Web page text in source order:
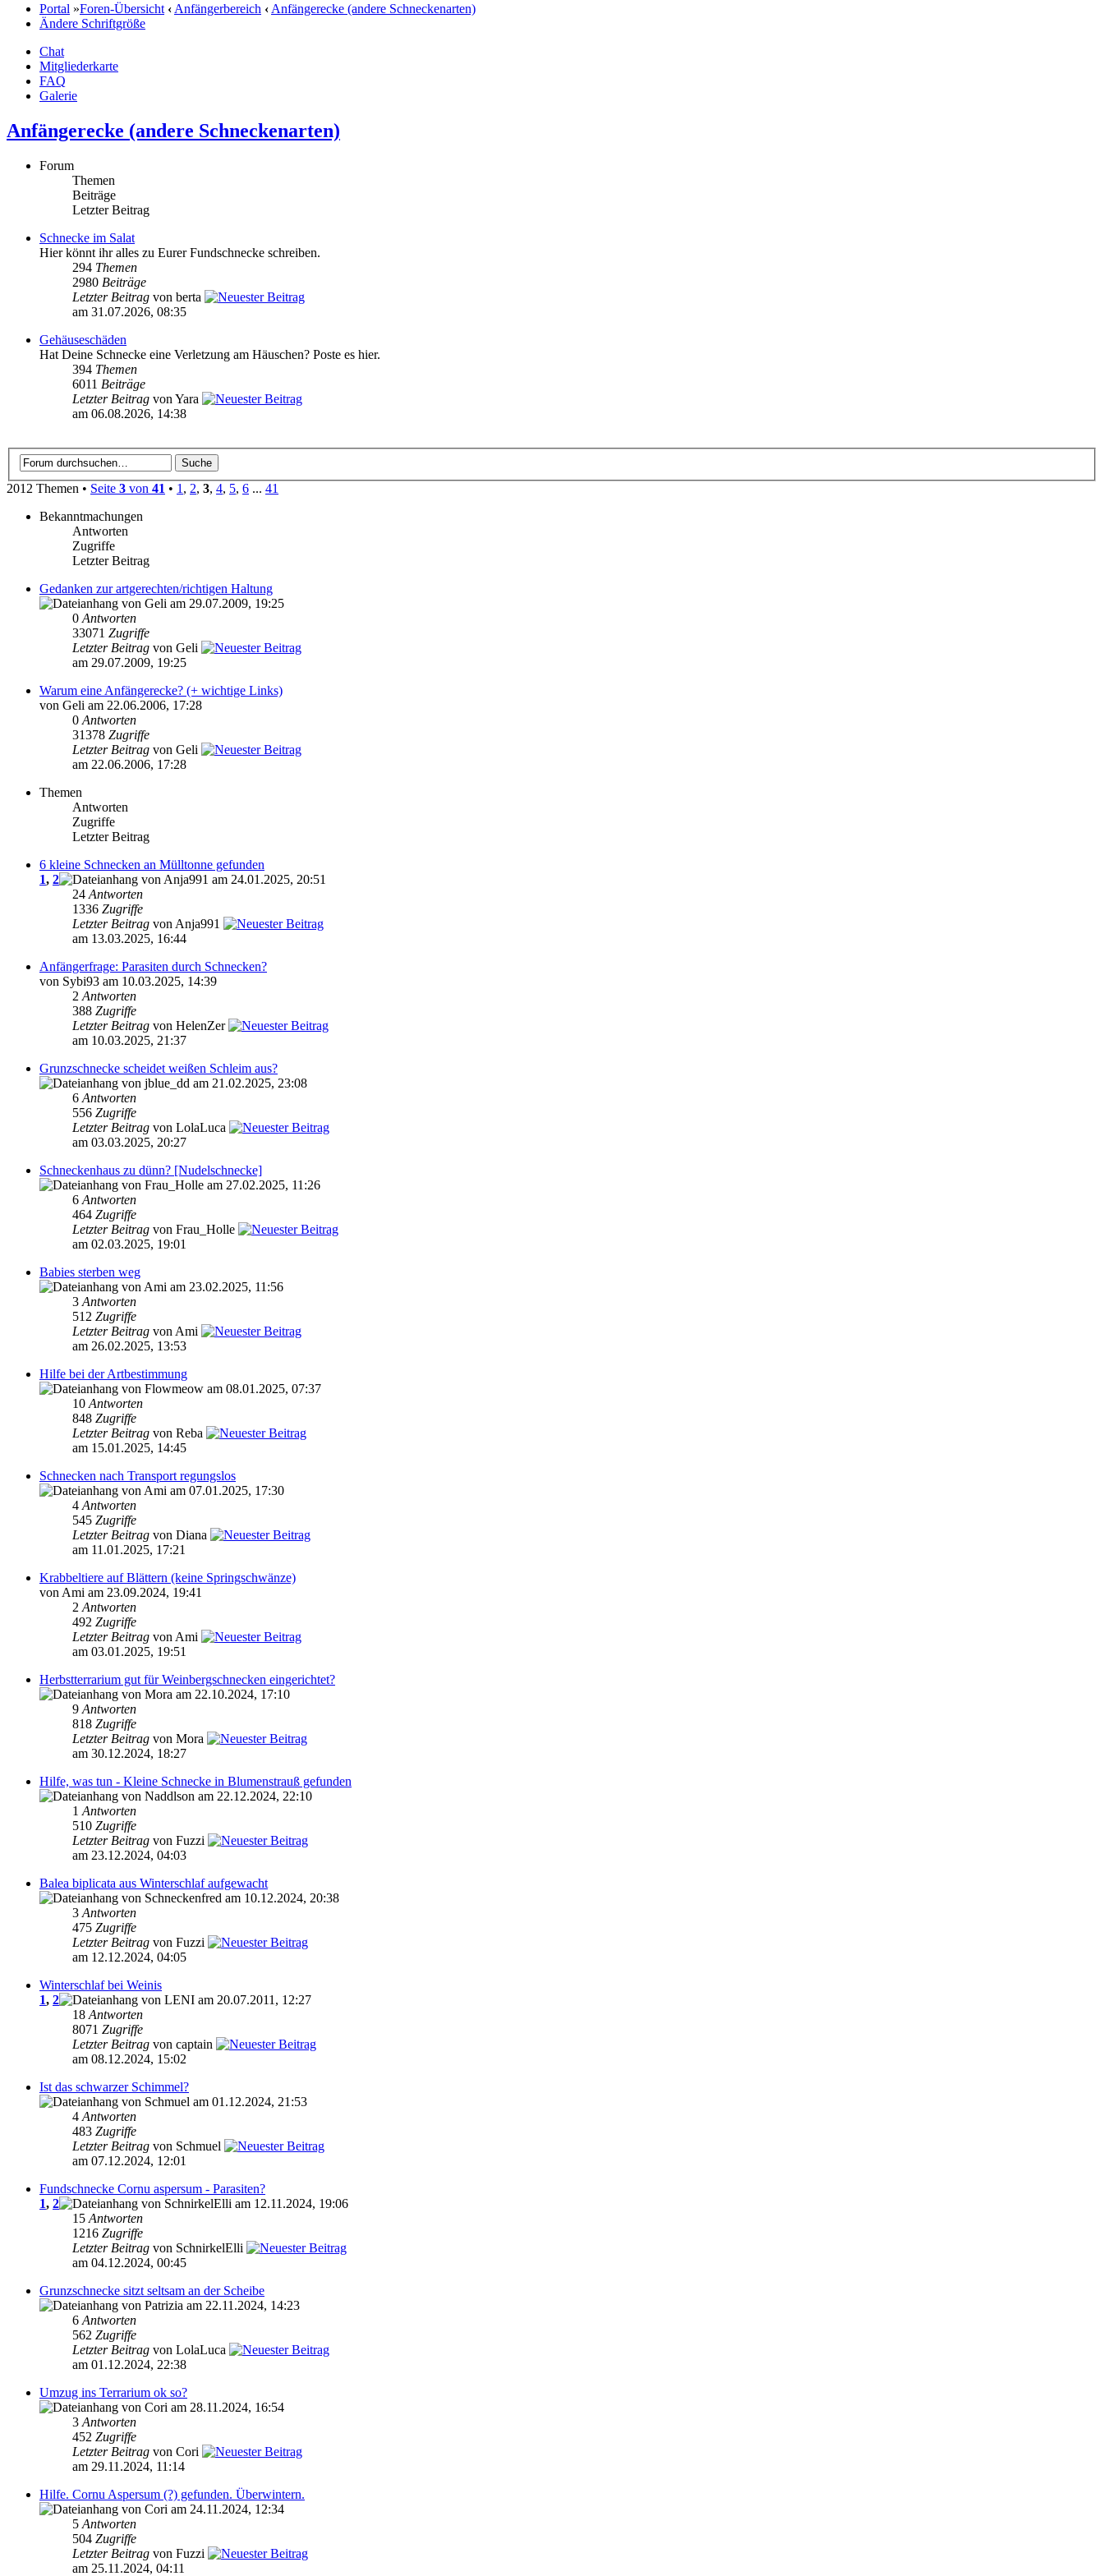
Portal »Foren-Übersicht ‹Anfängerbereich ‹Anfängerecke (andere Schneckenarten)
Ändere Schriftgröße
Chat
Mitgliederkarte
FAQ
Galerie
Anfängerecke (andere Schneckenarten)
Forum
Themen
Beiträge
Letzter Beitrag
Schnecke im Salat
Hier könnt ihr alles zu Eurer Fundschnecke schreiben.
294 Themen
2980 Beiträge
Letzter Beitrag von berta
am 31.07.2026, 08:35
Gehäuseschäden
Hat Deine Schnecke eine Verletzung am Häuschen? Poste es hier.
394 Themen
6011 Beiträge
Letzter Beitrag von Yara
am 06.08.2026, 14:38
2012 Themen • Seite 3 von 41 • 1 , 2, 3, 4, 5, 6 ... 41
Bekanntmachungen
Antworten
Zugriffe
Letzter Beitrag
Gedanken zur artgerechten/richtigen Haltung
von Geli am 29.07.2009, 19:25
0 Antworten
33071 Zugriffe
Letzter Beitrag von Geli
am 29.07.2009, 19:25
Warum eine Anfängerecke? (+ wichtige Links)
von Geli am 22.06.2006, 17:28
0 Antworten
31378 Zugriffe
Letzter Beitrag von Geli
am 22.06.2006, 17:28
Themen
Antworten
Zugriffe
Letzter Beitrag
6 kleine Schnecken an Mülltonne gefunden
1, 2
von Anja991 am 24.01.2025, 20:51
24 Antworten
1336 Zugriffe
Letzter Beitrag von Anja991
am 13.03.2025, 16:44
Anfängerfrage: Parasiten durch Schnecken?
von Sybi93 am 10.03.2025, 14:39
2 Antworten
388 Zugriffe
Letzter Beitrag von HelenZer
am 10.03.2025, 21:37
Grunzschnecke scheidet weißen Schleim aus?
von jblue_dd am 21.02.2025, 23:08
6 Antworten
556 Zugriffe
Letzter Beitrag von LolaLuca
am 03.03.2025, 20:27
Schneckenhaus zu dünn? [Nudelschnecke]
von Frau_Holle am 27.02.2025, 11:26
6 Antworten
464 Zugriffe
Letzter Beitrag von Frau_Holle
am 02.03.2025, 19:01
Babies sterben weg
von Ami am 23.02.2025, 11:56
3 Antworten
512 Zugriffe
Letzter Beitrag von Ami
am 26.02.2025, 13:53
Hilfe bei der Artbestimmung
von Flowmeow am 08.01.2025, 07:37
10 Antworten
848 Zugriffe
Letzter Beitrag von Reba
am 15.01.2025, 14:45
Schnecken nach Transport regungslos
von Ami am 07.01.2025, 17:30
4 Antworten
545 Zugriffe
Letzter Beitrag von Diana
am 11.01.2025, 17:21
Krabbeltiere auf Blättern (keine Springschwänze)
von Ami am 23.09.2024, 19:41
2 Antworten
492 Zugriffe
Letzter Beitrag von Ami
am 03.01.2025, 19:51
Herbstterrarium gut für Weinbergschnecken eingerichtet?
von Mora am 22.10.2024, 17:10
9 Antworten
818 Zugriffe
Letzter Beitrag von Mora
am 30.12.2024, 18:27
Hilfe, was tun - Kleine Schnecke in Blumenstrauß gefunden
von Naddlson am 22.12.2024, 22:10
1 Antworten
510 Zugriffe
Letzter Beitrag von Fuzzi
am 23.12.2024, 04:03
Balea biplicata aus Winterschlaf aufgewacht
von Schneckenfred am 10.12.2024, 20:38
3 Antworten
475 Zugriffe
Letzter Beitrag von Fuzzi
am 12.12.2024, 04:05
Winterschlaf bei Weinis
1, 2
von LENI am 20.07.2011, 12:27
18 Antworten
8071 Zugriffe
Letzter Beitrag von captain
am 08.12.2024, 15:02
Ist das schwarzer Schimmel?
von Schmuel am 01.12.2024, 21:53
4 Antworten
483 Zugriffe
Letzter Beitrag von Schmuel
am 07.12.2024, 12:01
Fundschnecke Cornu aspersum - Parasiten?
1, 2
von SchnirkelElli am 12.11.2024, 19:06
15 Antworten
1216 Zugriffe
Letzter Beitrag von SchnirkelElli
am 04.12.2024, 00:45
Grunzschnecke sitzt seltsam an der Scheibe
von Patrizia am 22.11.2024, 14:23
6 Antworten
562 Zugriffe
Letzter Beitrag von LolaLuca
am 01.12.2024, 22:38
Umzug ins Terrarium ok so?
von Cori am 28.11.2024, 16:54
3 Antworten
452 Zugriffe
Letzter Beitrag von Cori
am 29.11.2024, 11:14
Hilfe. Cornu Aspersum (?) gefunden. Überwintern.
von Cori am 24.11.2024, 12:34
5 Antworten
504 Zugriffe
Letzter Beitrag von Fuzzi
am 25.11.2024, 04:11